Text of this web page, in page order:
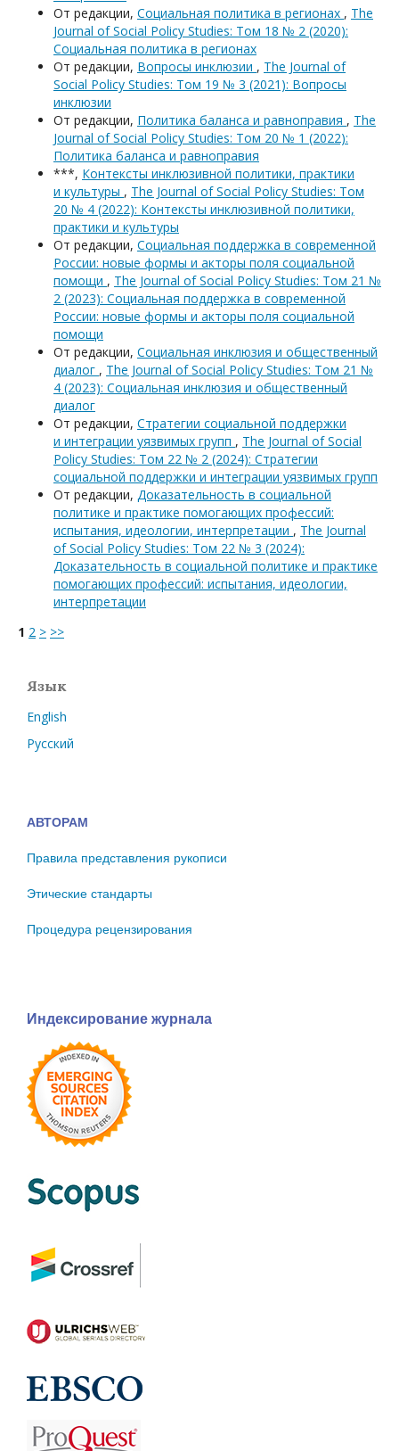
От редакции, Социальная политика в регионах , The
Journal of Social Policy Studies: Том 18 № 2 (2020):
Социальная политика в регионах
От редакции, Вопросы инклюзии , The Journal of
Social Policy Studies: Том 19 № 3 (2021): Вопросы
инклюзии
От редакции, Политика баланса и равноправия , The
Journal of Social Policy Studies: Том 20 № 1 (2022):
Политика баланса и равноправия
***, Контексты инклюзивной политики, практики
и культуры , The Journal of Social Policy Studies: Том
20 № 4 (2022): Контексты инклюзивной политики,
практики и культуры
От редакции, Социальная поддержка в современной
России: новые формы и акторы поля социальной
помощи , The Journal of Social Policy Studies: Том 21 №
2 (2023): Социальная поддержка в современной
России: новые формы и акторы поля социальной
помощи
От редакции, Социальная инклюзия и общественный
диалог , The Journal of Social Policy Studies: Том 21 №
4 (2023): Социальная инклюзия и общественный
диалог
От редакции, Стратегии социальной поддержки
и интеграции уязвимых групп , The Journal of Social
Policy Studies: Том 22 № 2 (2024): Стратегии
социальной поддержки и интеграции уязвимых групп
От редакции, Доказательность в социальной
политике и практике помогающих профессий:
испытания, идеологии, интерпретации , The Journal
of Social Policy Studies: Том 22 № 3 (2024):
Доказательность в социальной политике и практике
помогающих профессий: испытания, идеологии,
интерпретации
1 2 > >>
Язык
English
Русский
АВТОРАМ
Правила представления рукописи
Этические стандарты
Процедура рецензирования
Индексирование журнала